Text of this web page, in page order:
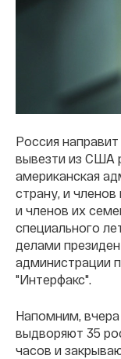
Россия
вывезти из США
американская
страну, и
и членов их
специального
делами
администрации
"Интерфакс".
Напомним,
выдворяют 35
часов и